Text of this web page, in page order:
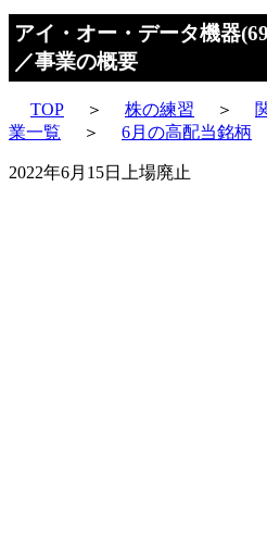
アイ・オー・データ機器
／事業の概要
TOP ＞ 株の練習 ＞
業一覧
＞ 6月の高配当銘柄
2022年6月15日上場廃止